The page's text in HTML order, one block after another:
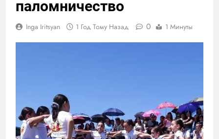
паломничество
Inga Iritsyan 1 Год Тому Назад 0 1 Минуты